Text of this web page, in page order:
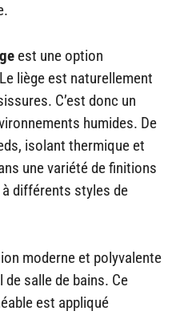
est une option
liège est naturellement
C’est donc un
humides. De
isolant thermique et
une variété de finitions
différents styles de
moderne et polyvalente
salle de bains. Ce
est appliqué